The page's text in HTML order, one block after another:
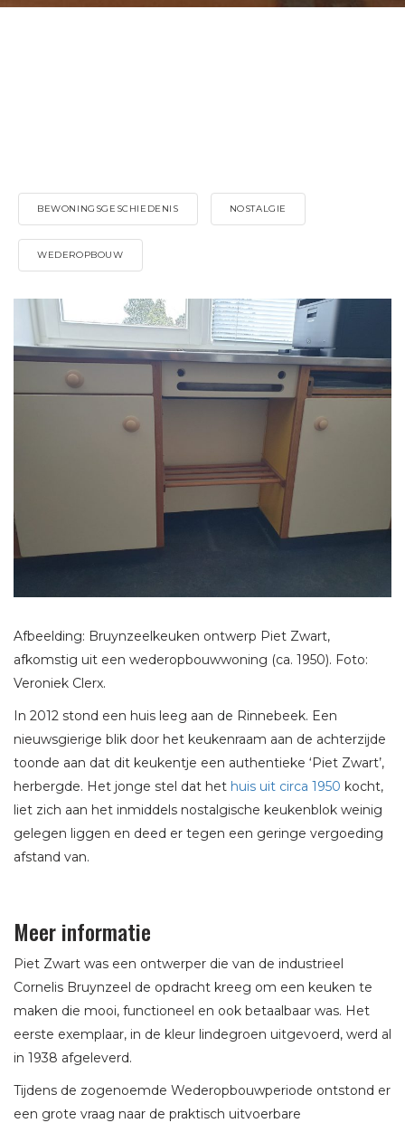
BEWONINGSGESCHIEDENIS NOSTALGIE
WEDEROPBOUW
Afbeelding: Bruynzeelkeuken ontwerp Piet Zwart,
afkomstig uit een wederopbouwwoning (ca. 1950). Foto:
Veroniek Clerx.
In 2012 stond een huis leeg aan de Rinnebeek. Een
nieuwsgierige blik door het keukenraam aan de achterzijde
toonde aan dat dit keukentje een authentieke ‘Piet Zwart’,
herbergde. Het jonge stel dat het huis uit circa 1950 kocht,
liet zich aan het inmiddels nostalgische keukenblok weinig
gelegen liggen en deed er tegen een geringe vergoeding
afstand van.
Meer informatie
Piet Zwart was een ontwerper die van de industrieel
Cornelis Bruynzeel de opdracht kreeg om een keuken te
maken die mooi, functioneel en ook betaalbaar was. Het
eerste exemplaar, in de kleur lindegroen uitgevoerd, werd al
in 1938 afgeleverd.
Tijdens de zogenoemde Wederopbouwperiode ontstond er
een grote vraag naar de praktisch uitvoerbare